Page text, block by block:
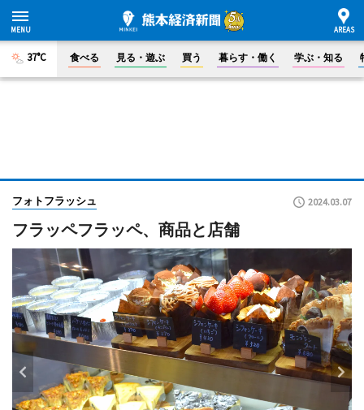
37°C 食べる 見る・遊ぶ 買う 暮らす・働く 学ぶ・知る
フォトフラッシュ 2024.03.07
フラッペフラッペ、商品と店舗